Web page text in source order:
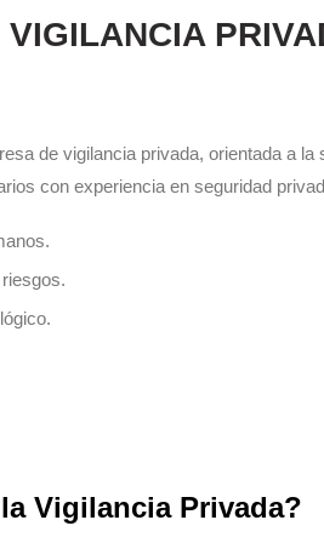
VIGILANCIA
de vigilancia privada, orientada a
con experiencia en seguridad
Vigilancia Privada?